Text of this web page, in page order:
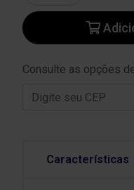
Consulte as opções
Características